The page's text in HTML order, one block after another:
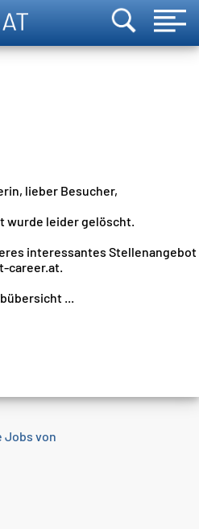
lieber Besucher,
wurde leider gelöscht.
interessantes Stellenangebot
career.at.
...
Jobs von